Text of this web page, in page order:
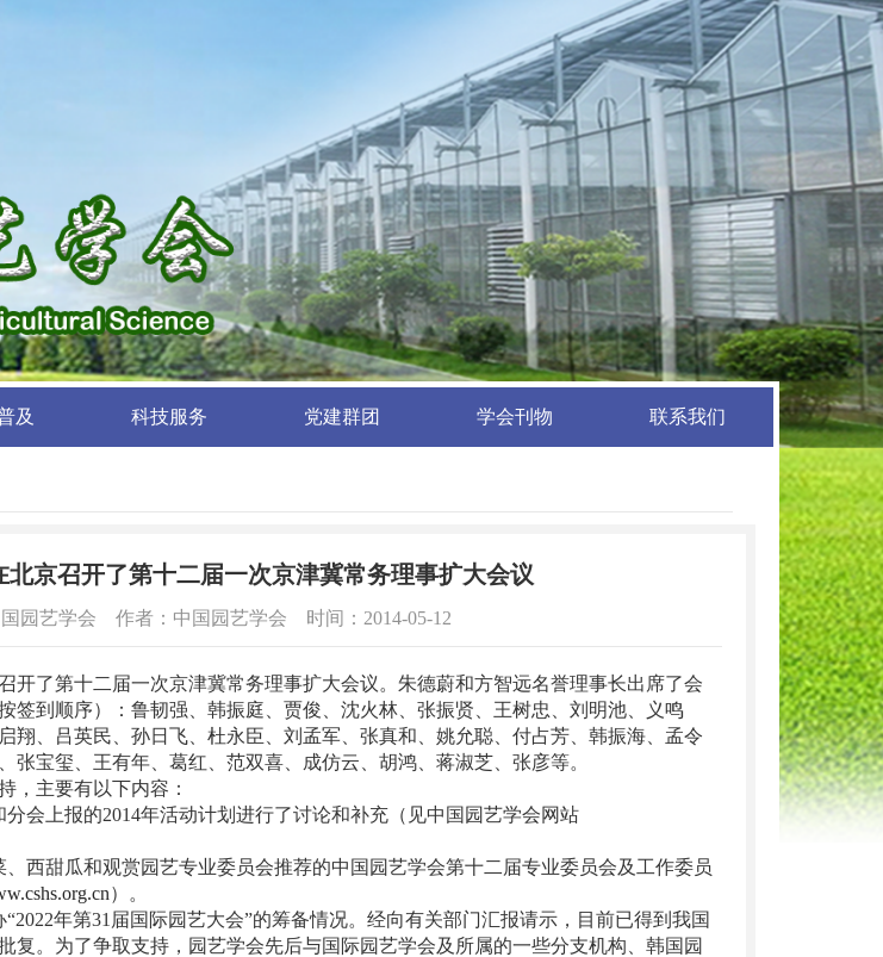
及 科技服务 党建群团 学会刊物 联系我们
北京召开了第十二届一次京津冀常务理事扩大会议
园艺学会 作者：中国园艺学会 时间：2014-05-12
第十二届一次京津冀常务理事扩大会议。朱德蔚和方智远名誉理事长出席了会
签到顺序）：鲁韧强、韩振庭、贾俊、沈火林、张振贤、王树忠、刘明池、义鸣
翔、吕英民、孙日飞、杜永臣、刘孟军、张真和、姚允聪、付占芳、韩振海、孟令
张宝玺、王有年、葛红、范双喜、成仿云、胡鸿、蒋淑芝、张彦等。
主要有以下内容：
上报的2014年活动计划进行了讨论和补充（见中国园艺学会网站
甜瓜和观赏园艺专业委员会推荐的中国园艺学会第十二届专业委员会及工作委员
）。
年第31届国际园艺大会”的筹备情况。经向有关部门汇报请示，目前已得到我国
复。为了争取支持，园艺学会先后与国际园艺学会及所属的一些分支机构、韩国园